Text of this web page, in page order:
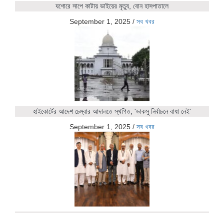
যশোরে সাপে কাটায় ভাইয়ের মৃত্যু, বোন হাসপাতালে
September 1, 2025 / সব খবর
হাইকোর্টের আদেশ চেম্বার আদালতে স্থগিত, 'ডাকসু নির্বাচনে বাধা নেই'
September 1, 2025 / সব খবর